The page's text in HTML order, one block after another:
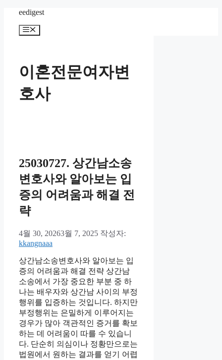
eedigest
메
이혼전문여자변
호사
25030727. 상간남소송
변호사와 알아보는 입
증의 어려움과 해결 전
략
4월 30, 20263월 7, 2025 작성자:
kkangnaaa
상간남소송변호사와 알아보는 입
증의 어려움과 해결 전략 상간남
소송에서 가장 중요한 부분 중 하
나는 배우자와 상간남 사이의 부정
행위를 입증하는 것입니다. 하지만
부정행위는 은밀하게 이루어지는
경우가 많아 객관적인 증거를 확보
하는 데 어려움이 따를 수 있습니
다. 단순히 의심이나 정황만으로는
법원에서 원하는 결과를 얻기 어렵